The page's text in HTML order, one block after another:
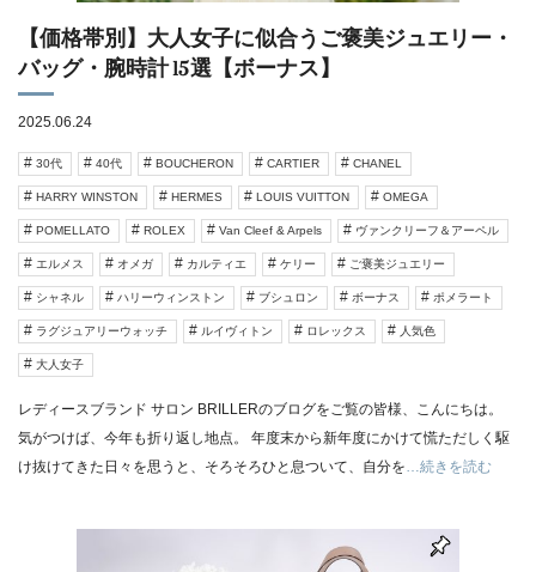
【価格帯別】大人女子に似合うご褒美ジュエリー・
バッグ・腕時計 15選【ボーナス】
2025.06.24
30代 40代 BOUCHERON CARTIER CHANEL
HARRY WINSTON HERMES LOUIS VUITTON OMEGA
POMELLATO ROLEX Van Cleef & Arpels ヴァンクリーフ＆アーペル
エルメス オメガ カルティエ ケリー ご褒美ジュエリー
シャネル ハリーウィンストン ブシュロン ボーナス ポメラート
ラグジュアリーウォッチ ルイヴィトン ロレックス 人気色
大人女子
レディースブランド サロン BRILLERのブログをご覧の皆様、こんにちは。
気がつけば、今年も折り返し地点。 年度末から新年度にかけて慌ただしく駆
け抜けてきた日々を思うと、そろそろひと息ついて、自分を…続きを読む